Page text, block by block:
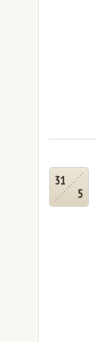
31
5